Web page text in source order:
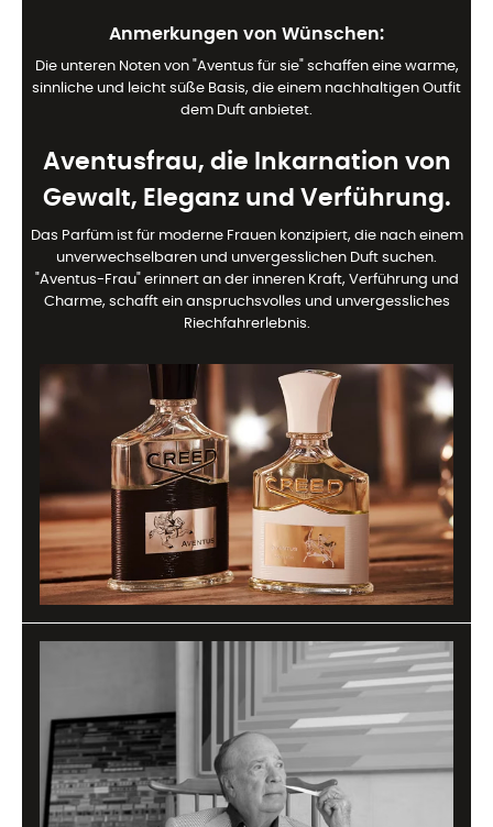
Anmerkungen von Wünschen:
Die unteren Noten von "Aventus für sie" schaffen eine warme,
sinnliche und leicht süße Basis, die einem nachhaltigen Outfit
dem Duft anbietet.
Aventusfrau, die Inkarnation von
Gewalt, Eleganz und Verführung.
Das Parfüm ist für moderne Frauen konzipiert, die nach einem
unverwechselbaren und unvergesslichen Duft suchen.
"Aventus-Frau" erinnert an der inneren Kraft, Verführung und
Charme, schafft ein anspruchsvolles und unvergessliches
Riechfahrerlebnis.